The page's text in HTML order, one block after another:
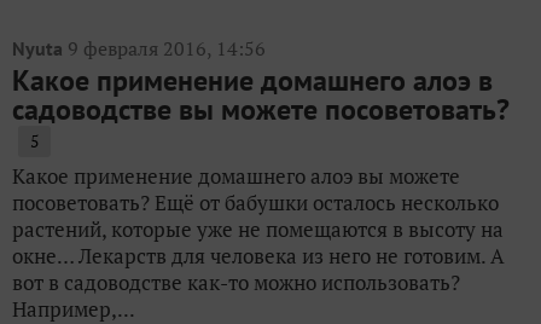
Nyuta 9 февраля 2016, 14:56
Какое применение домашнего алоэ в
садоводстве вы можете посоветовать?
5
Какое применение домашнего алоэ вы можете
посоветовать? Ещё от бабушки осталось несколько
растений, которые уже не помещаются в высоту на
окне… Лекарств для человека из него не готовим. А
вот в садоводстве как-то можно использовать?
Например,...